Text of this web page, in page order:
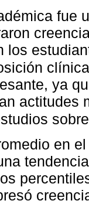
fue
los
ya
actitudes
en